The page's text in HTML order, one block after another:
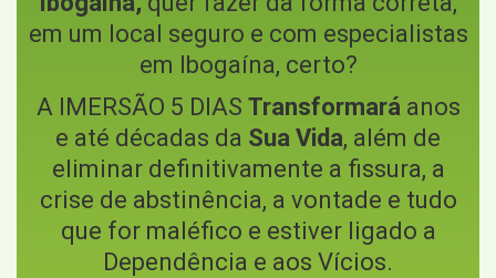
em um local seguro e com especialistas
em Ibogaína, certo?
A IMERSÃO 5 DIAS Transformaráanos
e até décadas da Sua Vida, além de
eliminar definitivamente a fissura, a
crise de abstinência, a vontade e tudo
que for maléfico e estiver ligado a
Dependência e aos Vícios.